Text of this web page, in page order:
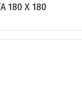
180 X 180